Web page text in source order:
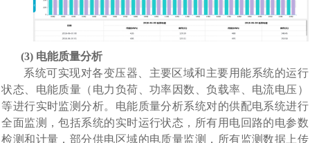
(3) 电能质量分析
系统可实现对各变压器、主要区域和主要用能系统的运行
状态、电能质量（电力负荷、功率因数、负载率、电流电压）
等进行实时监测分析。 电能质量分析系统对的供配电系统进行
全面监测，包括系统的实时运行状态，所有用电回路的电参数
检测和计量，部分供电区域的电质量监测，所有监测数据上传